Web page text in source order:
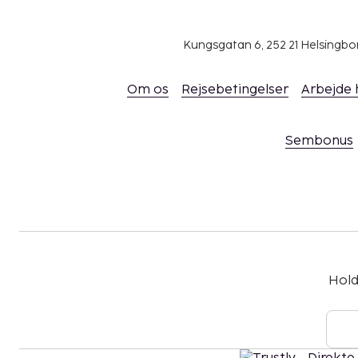
Kungsgatan 6, 252 21
Om os Rejsebetingelser Arbejde
Sembonus